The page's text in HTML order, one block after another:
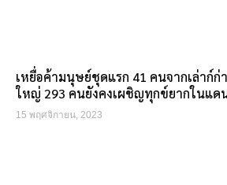
เหยื่อค้ามนุษย์ชุดแรก 41 คนจากเล่าก์
ใหญ่ 293 คนยังคงเผชิญทุกข์ยากในแด
15 พฤศจิกายน, 2023